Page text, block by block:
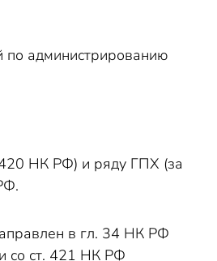
по администрированию
420 НК РФ) и ряду ГПХ (за
в гл. 34 НК РФ
со ст. 421 НК РФ